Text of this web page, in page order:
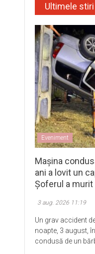
Ultimele
Eveniment
Mașina
ani a lovit un
Șoferul a murit
3 aug. 2026 11:19
Un grav accident
noapte, 3 august,
condusă de un